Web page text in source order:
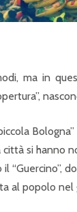
ma in
si hanno
“Guercino”,
al popolo nel